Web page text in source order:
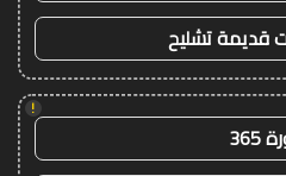
قديمة تشليح
!